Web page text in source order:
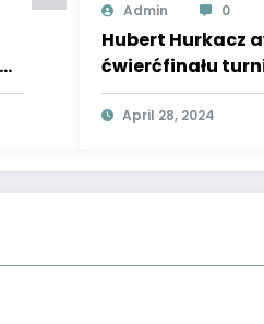
Admin 0
Hubert Hurkacz
ćwierćfinału
April 28, 2024